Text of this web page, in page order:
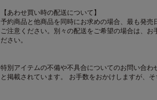
【あわせ買い時の配送について】
予約商品と他商品を同時にお求めの場合、最も発売
ご注意ください。別々の配送をご希望の場合は、
ださい。
特別アイテムの不備や不具合についてのお問い合
と掲載されています。 お手数をおかけしますが、そ